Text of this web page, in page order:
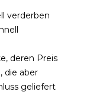
verderben
deren Preis
die aber
geliefert